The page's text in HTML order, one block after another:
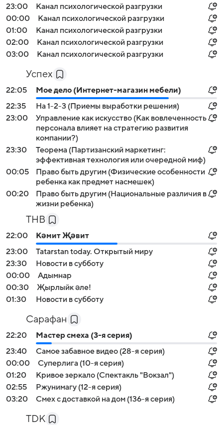
23:00
Канал психологической разгрузки
00:00
Канал психологической разгрузки
01:00
Канал психологической разгрузки
02:00
Канал психологической разгрузки
03:00
Канал психологической разгрузки
Успех
22:05
Мое дело (Интернет-магазин мебели)
22:35
На 1-2-3 (Приемы выработки решения)
23:00
Управление как искусство (Как вовлеченность
персонала влияет на стратегию развития
компании?)
23:30
Теорема (Партизанский маркетинг:
эффективная технология или очередной миф)
00:05
Право быть другим (Физические особенности
ребенка как предмет насмешек)
00:20
Право быть другим (Национальные различия в
жизни ребенка)
ТНВ
22:00
Кәмит Җәвит
23:00
Tatarstan today. Открытый миру
23:30
Новости в субботу
00:00
Адымнар
00:30
Җырлыйк әле!
01:30
Новости в субботу
Сарафан
22:20
Мастер смеха (3-я серия)
23:40
Самое забавное видео (28-я серия)
00:00
Суперлига (10-я серия)
01:20
Кривое зеркало (Спектакль "Вокзал")
02:55
Ржунимагу (12-я серия)
03:20
Смех с доставкой на дом (136-я серия)
TDK